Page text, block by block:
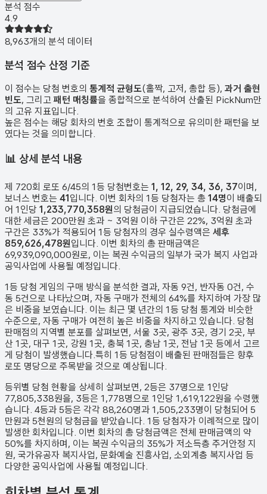
분석 점수
4.9
8,963개의 분석 데이터
분석 점수 산정 기준
이 점수는 당첨 번호의 통계적 균형도(홀짝, 고저, 총합 등), 과거 출현
빈도, 그리고 패턴 매칭률을 종합적으로 분석하여 산출된 PickNum만
의 고유 지표입니다.
높은 점수는 해당 회차의 번호 조합이 통계적으로 유의미한 패턴을 보
였다는 것을 의미합니다.
📊 상세 분석 내용
제 720회 로또 6/45의 1등 당첨번호는 1, 12, 29, 34, 36, 37이며,
보너스 번호는 41입니다. 이번 회차의 1등 당첨자는 총 14명이 배출되
어 1인당 1,233,770,358원의 당첨금이 지급되었습니다. 당첨금에
대한 세금은 200만원 초과 ~ 3억원 이하 구간은 22%, 3억원 초과
구간은 33%가 적용되어 1등 당첨자의 경우 실수령액은 세후
859,626,478원입니다. 이번 회차의 총 판매금액은
69,939,090,000원로, 이는 복권 수익금의 일부가 국가 복지 사업과
공익사업에 사용될 예정입니다.
1등 당첨 게임의 구매 방식을 분석한 결과, 자동 9건, 반자동 0건, 수
동 5건 으로 나타났으며, 자동 구매가 전체의 64%를 차지하여 가장 많
은 비중을 보였습니다. 이는 최근 몇 년간의 1등 당첨 통계와 비슷한
수준으로, 자동 구매가 여전히 높은 비중을 차지하고 있습니다. 당첨
판매점의 지역별 분포를 살펴보면, 서울 3곳, 광주 3곳, 경기 2곳, 부
산 1곳, 대구 1곳, 강원 1곳, 충북 1곳, 충남 1곳, 전남 1곳 등에서 고르
게 당첨이 발생했습니다. 특히 1등 당첨점이 배출된 판매점들은 향후
로또 명당으로 주목받을 것으로 예상됩니다.
등위별 당첨 현황을 상세히 살펴보면, 2등은 37명으로 1인당
77,805,338원을, 3등은 1,778명으로 1인당 1,619,122원을 수령했
습니다. 4등과 5등은 각각 88,260명과 1,505,233명이 당첨되어 5
만원과 5천원의 당첨금을 받았습니다. 1등 당첨자가 이례적으로 많이
발생한 회차입니다. 이번 회차의 총 당첨금액은 전체 판매금액의 약
50%를 차지하며, 이는 복권 수익금의 35%가 저소득층 주거안정 지
원, 국가유공자 복지사업, 문화예술 진흥사업, 소외계층 복지사업 등
다양한 공익사업에 사용될 예정입니다.